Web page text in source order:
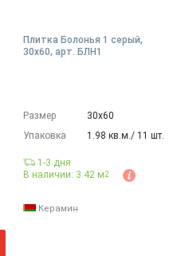
Плитка Болонья 1 серый,
30x60, арт. БЛН1
Размер
30х60
Упаковка
1.98 кв.м./ 11 шт.
1-3 дня
В наличии: 3.42 м2
Керамин